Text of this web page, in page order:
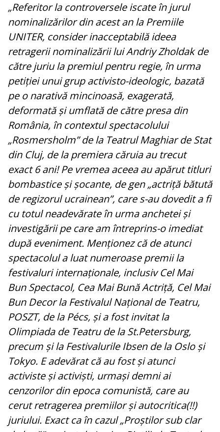
„Referitor la controversele iscate în jurul
nominalizărilor din acest an la Premiile
UNITER, consider inacceptabilă ideea
retragerii nominalizării lui Andriy Zholdak de
către juriu la premiul pentru regie, în urma
petiției unui grup activisto-ideologic, bazată
pe o narativă mincinoasă, exagerată,
deformată și umflată de către presa din
România, în contextul spectacolului
„Rosmersholm” de la Teatrul Maghiar de Stat
din Cluj, de la premiera căruia au trecut
exact 6 ani! Pe vremea aceea au apărut titluri
bombastice și șocante, de gen „actriță bătută
de regizorul ucrainean”, care s-au dovedit a fi
cu totul neadevărate în urma anchetei și
investigării pe care am întreprins-o imediat
după eveniment. Menționez că de atunci
spectacolul a luat numeroase premii la
festivaluri internaționale, inclusiv Cel Mai
Bun Spectacol, Cea Mai Bună Actriță, Cel Mai
Bun Decor la Festivalul Național de Teatru,
POSZT, de la Pécs, și a fost invitat la
Olimpiada de Teatru de la St.Petersburg,
precum și la Festivalurile Ibsen de la Oslo și
Tokyo. E adevărat că au fost și atunci
activiste și activiști, urmași demni ai
cenzorilor din epoca comunistă, care au
cerut retragerea premiilor și autocritica(!!)
juriului. Exact ca în cazul „Proștilor sub clar